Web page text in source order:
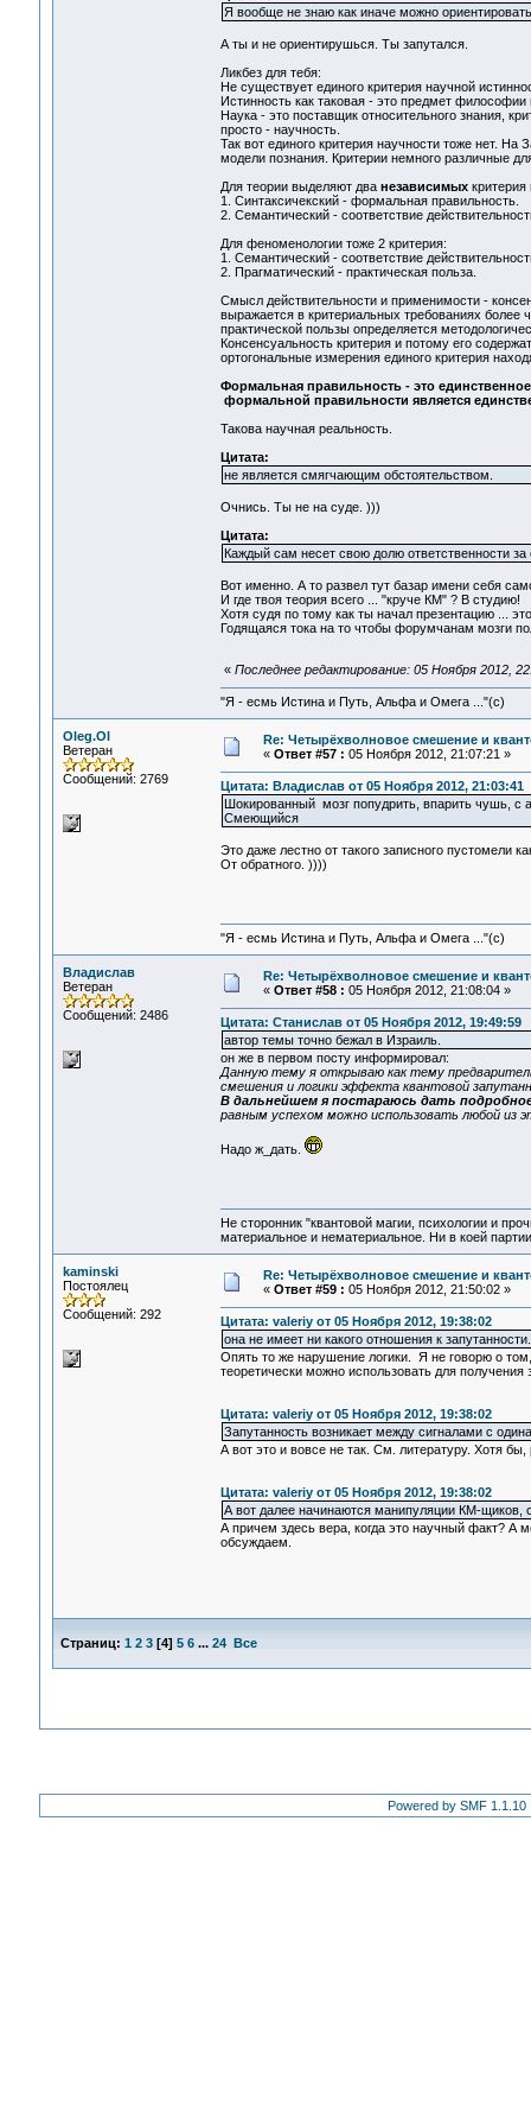
Я вообще не знаю как иначе можно
А ты и не ориентирушься. Ты запутался.
Ликбез для тебя:
Не существует единого критерия научной
Истинность как таковая - это предмет философии
Наука - это поставщик относительного знания,
просто - научность.
Так вот единого критерия научности тоже нет.
модели познания. Критерии немного различные
Для теории выделяют два независимыхкритерия
1. Синтаксичекский - формальная правильность.
2. Семантический - соответствие
Для феноменологии тоже 2 критерия:
1. Семантический - соответствие
2. Прагматический - практическая польза.
Смысл действительности и применимости -
выражается в критериальных требованиях более
практической пользы определяется
Консенсуальность критерия и потому его
ортогональные измерения единого критерия
Формальная правильность - это
формальной правильности является
Такова научная реальность.
Цитата:
не является смягчающим обстоятельством.
Очнись. Ты не на суде. )))
Цитата:
Каждый сам несет свою долю ответственности за
Вот именно. А то развел тут базар имени себя
И где твоя теория всего ... "круче КМ" ? В студию!
Хотя судя по тому как ты начал презентацию ...
Годящаяся тока на то чтобы форумчанам мозги
« Последнее редактирование: 05 Ноября 2012,
"Я - есмь Истина и Путь, Альфа и Омега ..."(с)
Oleg.Ol
Ветеран
Сообщений: 2769
Re: Четырёхволновое смешение и
« Ответ #57 : 05 Ноября 2012, 21:07:21 »
Цитата: Владислав от 05 Ноября 2012, 21:03:41
Шокированный мозг попудрить, впарить чушь, с
Смеющийся
Это даже лестно от такого записного пустомели
От обратного. ))))
"Я - есмь Истина и Путь, Альфа и Омега ..."(с)
Владислав
Ветеран
Сообщений: 2486
Re: Четырёхволновое смешение и
« Ответ #58 : 05 Ноября 2012, 21:08:04 »
Цитата: Станислав от 05 Ноября 2012, 19:49:59
автор темы точно бежал в Израиль.
он же в первом посту информировал:
Данную тему я открываю как тему
смешения и логики эффекта квантовой
В дальнейшем я постараюсь дать
равным успехом можно использовать любой из
Надо ж_дать.
Не сторонник "квантовой магии, психологии и
материальное и нематериальное. Ни в коей
kaminski
Постоялец
Сообщений: 292
Re: Четырёхволновое смешение и
« Ответ #59 : 05 Ноября 2012, 21:50:02 »
Цитата: valeriy от 05 Ноября 2012, 19:38:02
она не имеет ни какого отношения к запутанности.
Опять то же нарушение логики. Я не говорю о
теоретически можно использовать для
Цитата: valeriy от 05 Ноября 2012, 19:38:02
Запутанность возникает между сигналами с
А вот это и вовсе не так. См. литературу. Хотя
Цитата: valeriy от 05 Ноября 2012, 19:38:02
А вот далее начинаются манипуляции КМ-щиков,
А причем здесь вера, когда это научный факт? А
обсуждаем.
Страниц: 1 2 3[4] 5 6 ... 24 Все
Powered by SMF 1.1.10